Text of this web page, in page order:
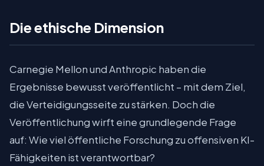
Die ethische Dimension
Carnegie Mellon und Anthropic haben die
Ergebnisse bewusst veröffentlicht – mit dem Ziel,
die Verteidigungsseite zu stärken. Doch die
Veröffentlichung wirft eine grundlegende Frage
auf: Wie viel öffentliche Forschung zu offensiven KI-
Fähigkeiten ist verantwortbar?